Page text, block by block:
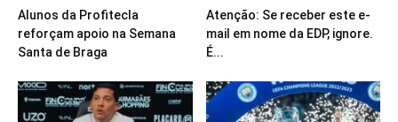
Alunos da Profitecla
reforçam apoio na Semana
Santa de Braga
Atenção: Se receber este e-
mail em nome da EDP, ignore.
É...